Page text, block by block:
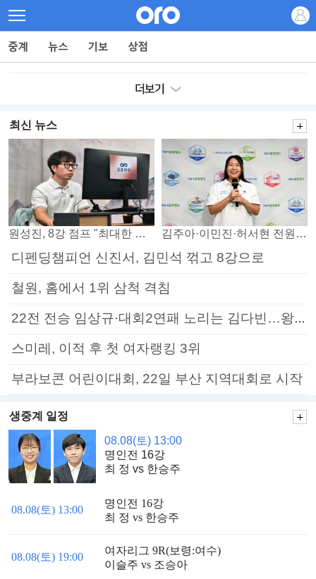
최신 뉴스
원성진, 8강 점프 "최대한 승자조에서 버티겠다" 김주아·이민진·허서현 전원 승리… 평택, 부안 꺾고 5연승
디펜딩챔피언 신진서, 김민석 꺾고 8강으로
철원, 홈에서 1위 삼척 격침
22전 전승 임상규·대회2연패 노리는 김다빈…왕중왕전 16강 7일부터
스미레, 이적 후 첫 여자랭킹 3위
부라보콘 어린이대회, 22일 부산 지역대회로 시작
생중계 일정
08.08(토) 13:00
명인전 16강
최 정 vs 한승주
08.08(토) 13:00
명인전 16강
최 정 vs 한승주
08.08(토) 19:00
여자리그 9R(보령:여수)
이슬주 vs 조승아